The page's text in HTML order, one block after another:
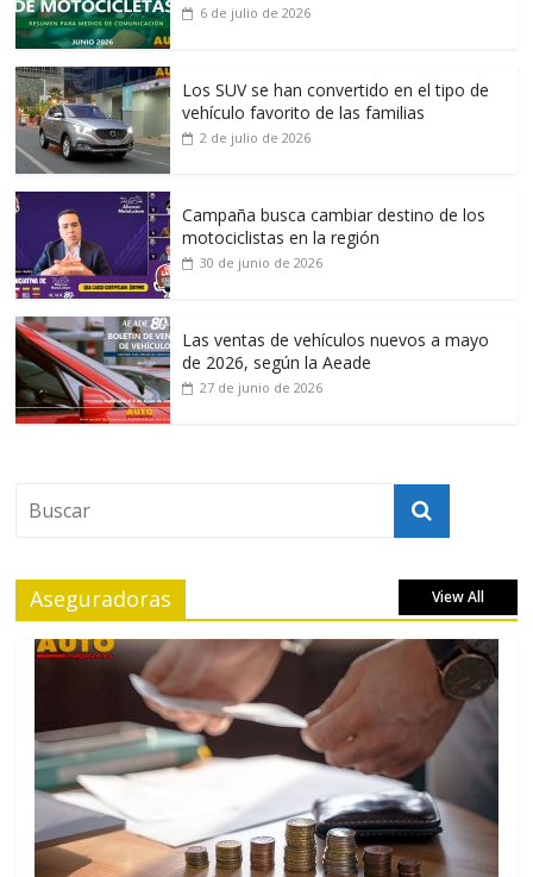
6 de julio de 2026
Los SUV se han convertido en el tipo de
vehículo favorito de las familias
2 de julio de 2026
Campaña busca cambiar destino de los
motociclistas en la región
30 de junio de 2026
Las ventas de vehículos nuevos a mayo
de 2026, según la Aeade
27 de junio de 2026
Aseguradoras View All